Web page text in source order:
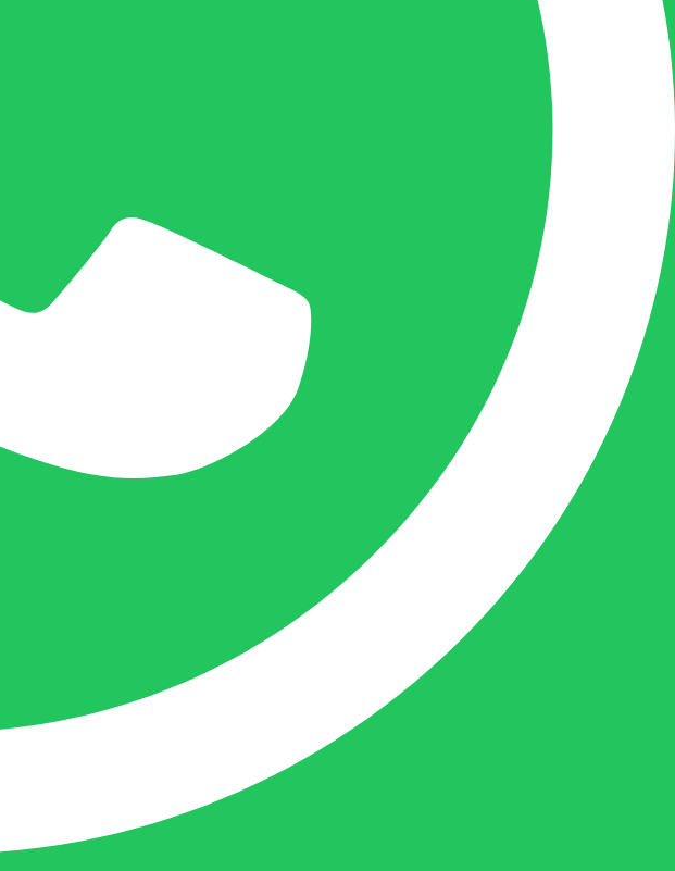
kopie toe te sturen van een levering of een
Eigenaar BELOFE Nederland
femke@belofe.com
+31(0)6 1038 3901
Femke is het aanspreekpunt voor
chocolaterieën en patisserieën in Brabant
en Limburg, maar ook bij beauty en ander
soortgelijke zaken in Nederland komt
Naast dit houdt deze crea-bea zich voor en
achter de schermen ook nog bezig met de
webwinkel www.belofe.com en social
media t.b.v. BELOFE-verpakkingen.
Ben van Deurzen: